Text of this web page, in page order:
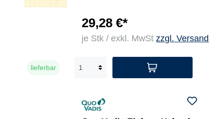
29,28 €*
je Stk / exkl. MwStzzgl. Versand
lieferbar